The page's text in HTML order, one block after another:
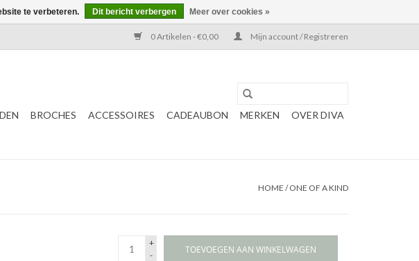
0 Artikelen - €0,00 Mijn account / Registreren
BROCHES ACCESSOIRES CADEAUBON MERKEN OVER DIVA
HOME /ONE OF A KIND
+
-
TOEVOEGEN AAN WINKELWAGEN
te verbeteren. Dit bericht verbergen Meer over cookies »